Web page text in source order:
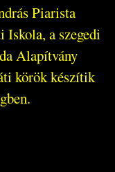
Piarista
a szegedi
Alapítvány
körök készítik